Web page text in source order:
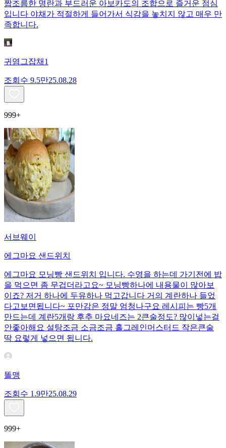
짭조름한 명란과 부드러운 아보카도의 조합으로 즐거운 점심
입니다 야채가 적절하게 들어가서 식감을 놓치지 않고 매우 만
족합니다.
귀염그잡채1
조회수 9.5만25.08.28
999+
서브웨이
에그마요 샌드위치
에그마요 모닝빵 샌드위치 입니다. 수영을 하는데 가기전에 밥
을 먹으면 좀 무겁더라고요~ 모닝빵하나에 내용물이 많아보
이죠? 저거 하나에 두유하나 먹고갑니다 거의 계란하나 들었
다고보면됩니다~ 포만감은 정말 엄청나구요 레시피는 빵5개
만드는데 계란5개랑 후추 마요네즈는 2큰술정도? 많이넣는걸
안좋아해요 설탕조금 소금조금 홀그레인머스터드 작은큰술
딱 요렇게 넣으면 됩니다.
똘맹
조회수 1.9만25.08.29
999+